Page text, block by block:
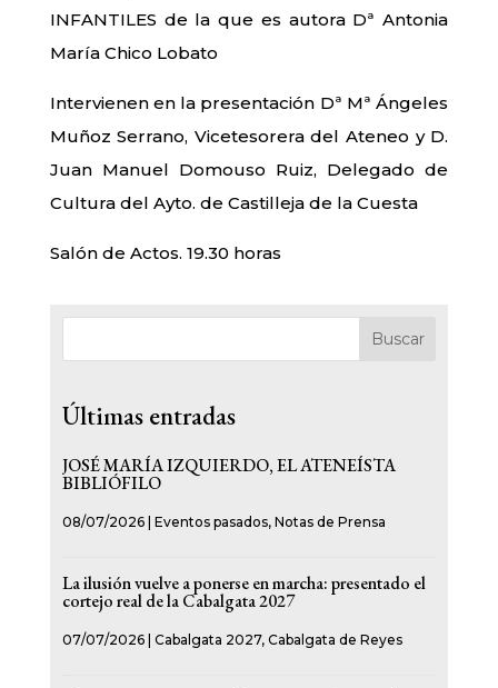
INFANTILES de la que es autora Dª Antonia
María Chico Lobato
Intervienen en la presentación Dª Mª Ángeles
Muñoz Serrano, Vicetesorera del Ateneo y D.
Juan Manuel Domouso Ruiz, Delegado de
Cultura del Ayto. de Castilleja de la Cuesta
Salón de Actos. 19.30 horas
Buscar
Últimas entradas
JOSÉ MARÍA IZQUIERDO, EL ATENEÍSTA
BIBLIÓFILO
08/07/2026| Eventos pasados, Notas de Prensa
La ilusión vuelve a ponerse en marcha: presentado el
cortejo real de la Cabalgata 2027
07/07/2026| Cabalgata 2027, Cabalgata de Reyes